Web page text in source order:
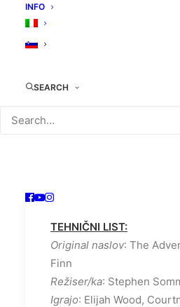
INFO
SEARCH
FINNA
TEHNIČNI LIST:
Original naslov: The
Finn
Režiser/ka: Stephen
Igrajo: Elijah Wood,